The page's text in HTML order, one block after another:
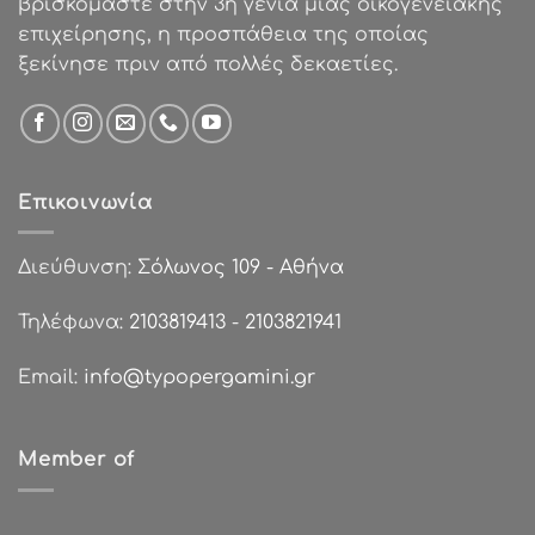
επιχείρησης, η προσπάθεια της οποίας
ξεκίνησε πριν από πολλές δεκαετίες.
Επικοινωνία
Διεύθυνση: Σόλωνος 109 - Αθήνα
Τηλέφωνα: 2103819413 - 2103821941
Email: info@typopergamini.gr
Member of